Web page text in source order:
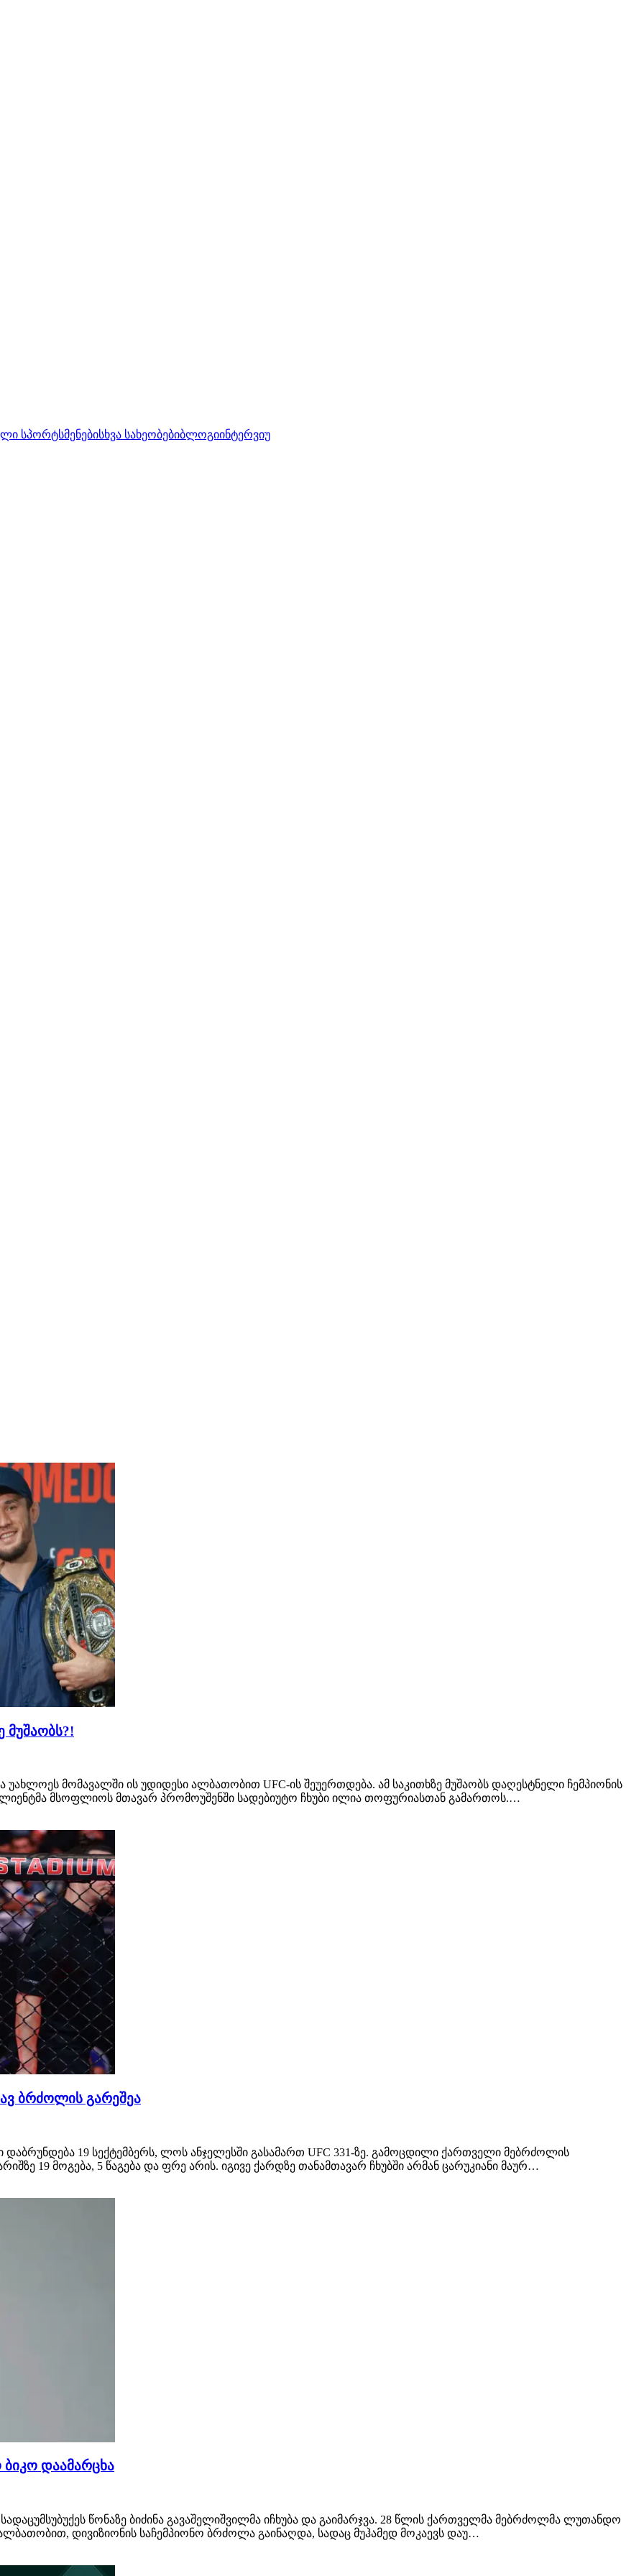
სპორტსმენებისხვა სახეობებიბლოგიინტერვიუ
მომავალში ის უდიდესი ალბათობით UFC-ის შეუერთდება. ამ საკითხზე მუშაობს დაღესტნელი ჩემპიონის
მსოფლიოს მთავარ პრომოუშენში სადებიუტო ჩხუბი ილია თოფურიასთან გამართოს.…
ბრძოლის გარეშეა
19 სექტემბერს, ლოს ანჯელესში გასამართ UFC 331-ზე. გამოცდილი ქართველი მებრძოლის
19 მოგება, 5 წაგება და ფრე არის. იგივე ქარდზე თანამთავარ ჩხუბში არმან ცარუკიანი მაურ…
ბიკო დაამარცხა
წონაზე ბიძინა გავაშელიშვილმა იჩხუბა და გაიმარჯვა. 28 წლის ქართველმა მებრძოლმა ლუთანდო
დივიზიონის საჩემპიონო ბრძოლა გაინაღდა, სადაც მუჰამედ მოკაევს დაუ…